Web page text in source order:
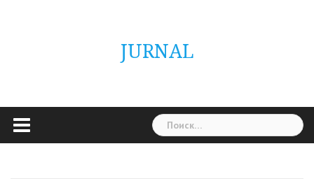
JURNAL
Найти: